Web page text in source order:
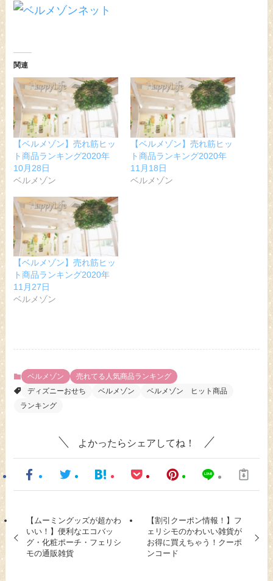
関連
【ベルメゾン】売れ筋ヒッ
ト商品ランキング2020年
10月28日
ベルメゾン
【ベルメゾン】売れ筋ヒッ
ト商品ランキング2020年
11月18日
ベルメゾン
【ベルメゾン】売れ筋ヒッ
ト商品ランキング2020年
11月27日
ベルメゾン
ベルメゾン
売れてる人気商品ランキング
ディズニーおせち
ベルメゾン
ベルメゾン ヒット商品
ランキング
よかったらシェアしてね！
【ムーミングッズが超かわ
いい！】便利なエコバッ
グ・化粧ポーチ・フェリシ
モの通販雑貨
【割引クーポン情報！】フ
ェリシモのかわいい雑貨が
お得に買えちゃう！クーポ
ンコード